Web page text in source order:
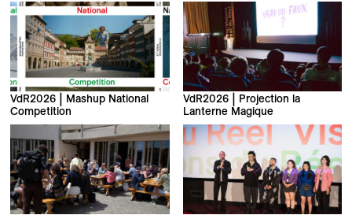
VdR2026 | Mashup National
Competition
VdR2026 | Projection la
Lanterne Magique